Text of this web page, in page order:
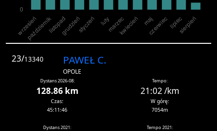
23/13340 PAWEŁ C.
OPOLE
Dystans 2026-08:
128.86 km
Tempo:
21:02 /km
Czas:
45:11:46
W górę:
7054m
Dystans 2021: Tempo 2021: